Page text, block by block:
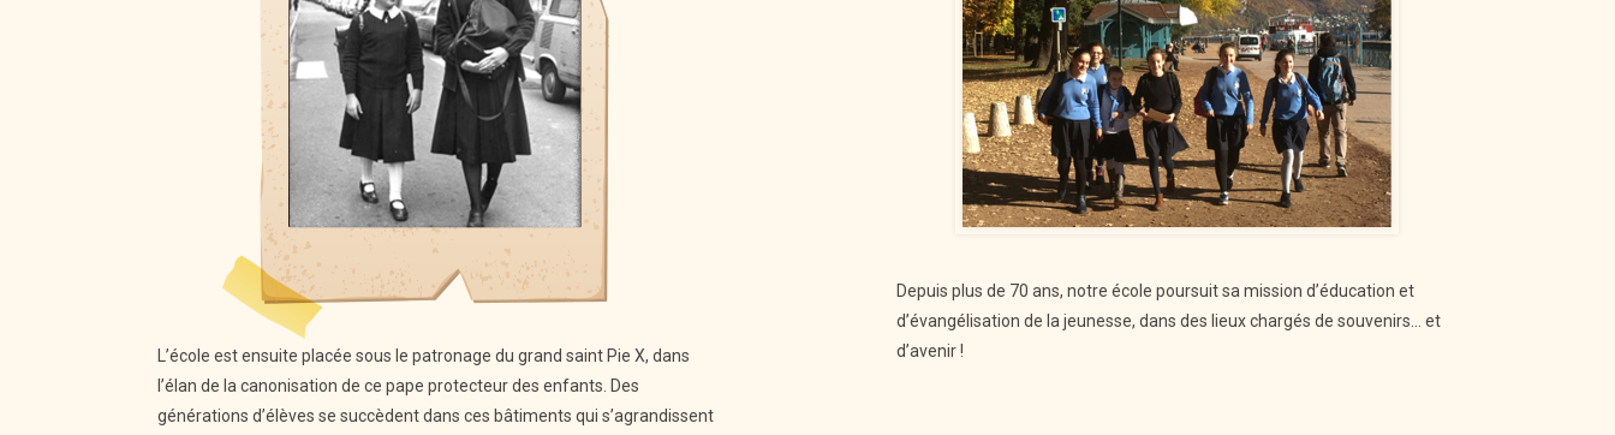
L’école est ensuite placée sous le patronage du grand saint Pie X, dans
l’élan de la canonisation de ce pape protecteur des enfants. Des
générations d’élèves se succèdent dans ces bâtiments qui s’agrandissent
Depuis plus de 70 ans, notre école poursuit sa mission d’éducation et
d’évangélisation de la jeunesse, dans des lieux chargés de souvenirs… et
d’avenir !